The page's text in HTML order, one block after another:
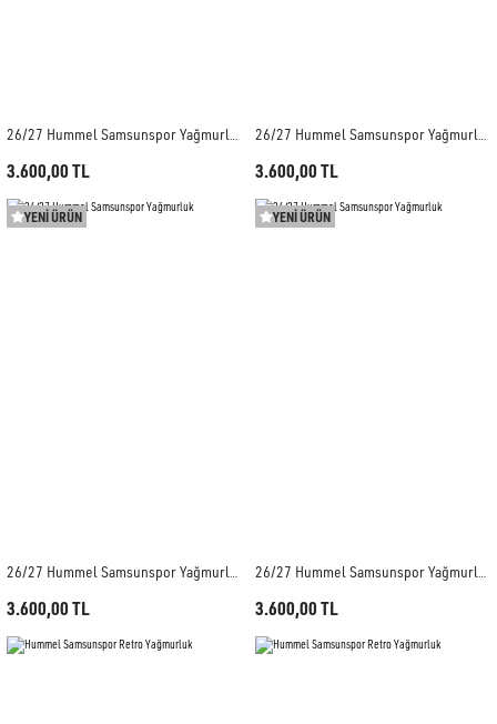
26/27 Hummel Samsunspor Yağmurluk
3.600,00 TL
26/27 Hummel Samsunspor Yağmurluk
3.600,00 TL
YENİ ÜRÜN
26/27 Hummel Samsunspor Yağmurluk
3.600,00 TL
YENİ ÜRÜN
26/27 Hummel Samsunspor Yağmurluk
3.600,00 TL